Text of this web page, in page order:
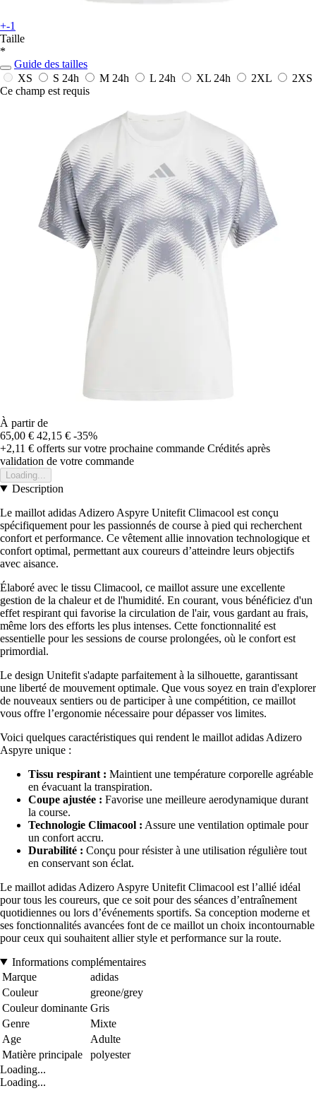
+-1
Taille
*
Guide des tailles
XS
S 24h M 24h L 24h XL 24h 2XL
2XS
Ce champ est requis
À partir de
65,00 € 42,15 € -35%
+2,11 € offerts sur votre prochaine commande Crédités après
validation de votre commande
Loading...
Description
Le maillot adidas Adizero Aspyre Unitefit Climacool est conçu
spécifiquement pour les passionnés de course à pied qui recherchent
confort et performance. Ce vêtement allie innovation technologique et
confort optimal, permettant aux coureurs d’atteindre leurs objectifs
avec aisance.
Élaboré avec le tissu Climacool, ce maillot assure une excellente
gestion de la chaleur et de l'humidité. En courant, vous bénéficiez d'un
effet respirant qui favorise la circulation de l'air, vous gardant au frais,
même lors des efforts les plus intenses. Cette fonctionnalité est
essentielle pour les sessions de course prolongées, où le confort est
primordial.
Le design Unitefit s'adapte parfaitement à la silhouette, garantissant
une liberté de mouvement optimale. Que vous soyez en train d'explorer
de nouveaux sentiers ou de participer à une compétition, ce maillot
vous offre l’ergonomie nécessaire pour dépasser vos limites.
Voici quelques caractéristiques qui rendent le maillot adidas Adizero
Aspyre unique :
Tissu respirant : Maintient une température corporelle agréable
en évacuant la transpiration.
Coupe ajustée : Favorise une meilleure aerodynamique durant
la course.
Technologie Climacool : Assure une ventilation optimale pour
un confort accru.
Durabilité : Conçu pour résister à une utilisation régulière tout
en conservant son éclat.
Le maillot adidas Adizero Aspyre Unitefit Climacool est l’allié idéal
pour tous les coureurs, que ce soit pour des séances d’entraînement
quotidiennes ou lors d’événements sportifs. Sa conception moderne et
ses fonctionnalités avancées font de ce maillot un choix incontournable
pour ceux qui souhaitent allier style et performance sur la route.
Informations complémentaires
Marque
adidas
Couleur
greone/grey
Couleur dominante Gris
Genre
Mixte
Age
Adulte
Matière principale
polyester
Loading...
Loading...